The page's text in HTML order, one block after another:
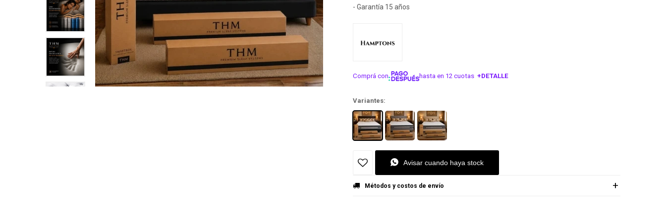
- Garantía 15 años
Comprá con hasta en 12 cuotas +DETALLE
Variantes:
Avisar cuando haya stock
Métodos y costos de envío